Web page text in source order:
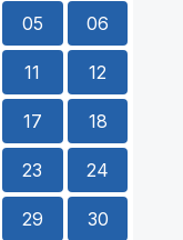
05 06
11 12
17 18
23 24
29 30